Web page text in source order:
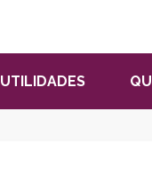
UTILIDADES